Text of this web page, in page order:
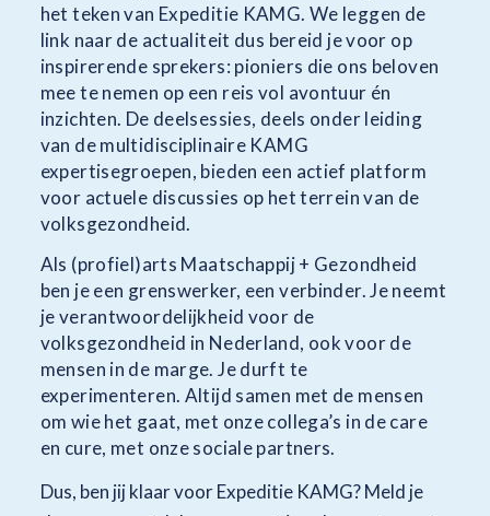
het teken van Expeditie KAMG. We leggen de
link naar de actualiteit dus bereid je voor op
inspirerende sprekers: pioniers die ons beloven
mee te nemen op een reis vol avontuur én
inzichten. De deelsessies, deels onder leiding
van de multidisciplinaire KAMG
expertisegroepen, bieden een actief platform
voor actuele discussies op het terrein van de
volksgezondheid.
Als (profiel)arts Maatschappij + Gezondheid
ben je een grenswerker, een verbinder. Je neemt
je verantwoordelijkheid voor de
volksgezondheid in Nederland, ook voor de
mensen in de marge. Je durft te
experimenteren. Altijd samen met de mensen
om wie het gaat, met onze collega’s in de care
en cure, met onze sociale partners.
Dus, ben jij klaar voor Expeditie KAMG? Meld je